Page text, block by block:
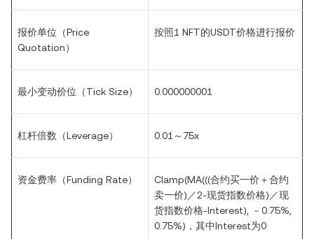
报价单位（Price
Quotation）
按照1 NFT的USDT价格进行报价
最小变动价位（Tick Size） 0.000000001
杠杆倍数（Leverage） 0.01 ～75x
资金费率（Funding Rate） Clamp(MA(((合约买一价＋合约
卖一价)／2-现货指数价格)／现
货指数价格-Interest), －0.75%,
0.75%)，其中Interest为0